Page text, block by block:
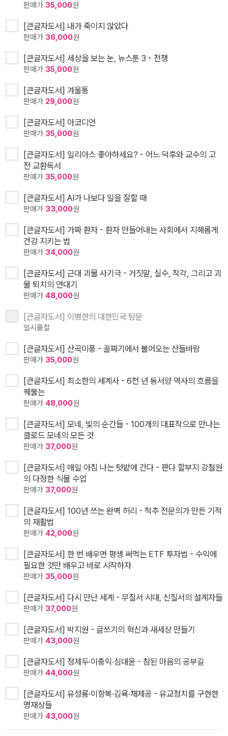
판매가 35,000원
[큰글자도서] 내가 죽이지 않았다
판매가 36,000원
[큰글자도서] 세상을 보는 눈, 뉴스툰 3 - 전쟁
판매가 35,000원
[큰글자도서] 겨울통
판매가 29,000원
[큰글자도서] 아코디언
판매가 35,000원
[큰글자도서] 일리아스 좋아하세요? - 어느 덕후와 교수의 고
전 교환독서
판매가 35,000원
[큰글자도서] AI가 나보다 일을 잘할 때
판매가 33,000원
[큰글자도서] 가짜 환자 - 환자 만들어내는 사회에서 지혜롭게
건강 지키는 법
판매가 34,000원
[큰글자도서] 근대 괴물 사기극 - 거짓말, 실수, 착각, 그리고 괴
물 퇴치의 연대기
판매가 48,000원
[큰글자도서] 이병한의 대한민국 탐문
일시품절
[큰글자도서] 산곡미풍 - 골짜기에서 불어오는 산들바람
판매가 35,000원
[큰글자도서] 최소한의 세계사 - 6천 년 동서양 역사의 흐름을
꿰뚫는
판매가 48,000원
[큰글자도서] 모네, 빛의 순간들 - 100개의 대표작으로 만나는
클로드 모네의 모든 것
판매가 37,000원
[큰글자도서] 매일 아침 나는 텃밭에 간다 - 판다 할부지 강철원
의 다정한 식물 수업
판매가 37,000원
[큰글자도서] 100년 쓰는 완벽 허리 - 척추 전문의가 만든 기적
의 재활법
판매가 42,000원
[큰글자도서] 한 번 배우면 평생 써먹는 ETF 투자법 - 수익에
필요한 것만 배우고 바로 시작하자
판매가 35,000원
[큰글자도서] 다시 만난 세계 - 무질서 시대, 신질서의 설계자들
판매가 37,000원
[큰글자도서] 박지원 - 글쓰기의 혁신과 새세상 만들기
판매가 43,000원
[큰글자도서] 정제두·이충익·심대윤 - 참된 마음의 공부길
판매가 44,000원
[큰글자도서] 유성룡·이항복·김육·채제공 - 유교정치를 구현한
명재상들
판매가 43,000원